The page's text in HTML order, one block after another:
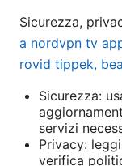
Sicurezza,
a nordvpn tv
rovid tippek,
Sicurezza:
servizi
Privacy:
verifica